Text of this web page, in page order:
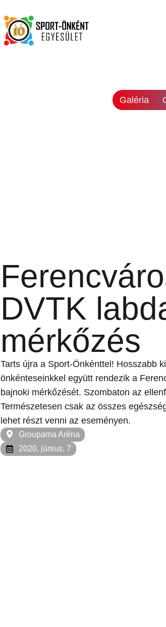
Galéria
DVTK
mérkőzés
Tarts újra a Sport-Önkénttel! Hosszabb
önkénteseinkkel együtt rendezik a
bajnoki mérkőzését. Szombaton az
Természetesen csak az összes
lehet részt venni az eseményen.
Groupama Aréna
2020. június. 7